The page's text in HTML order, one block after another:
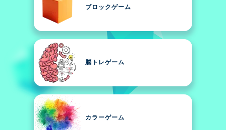
ブロックゲーム
脳トレゲーム
カラーゲーム